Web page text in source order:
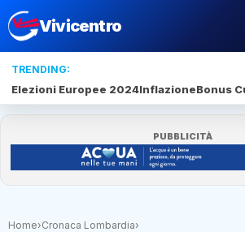
Vivicentro
TRENDING:
Elezioni Europee 2024InflazioneBonus
PUBBLICITÀ
Home›Cronaca Lombardia›